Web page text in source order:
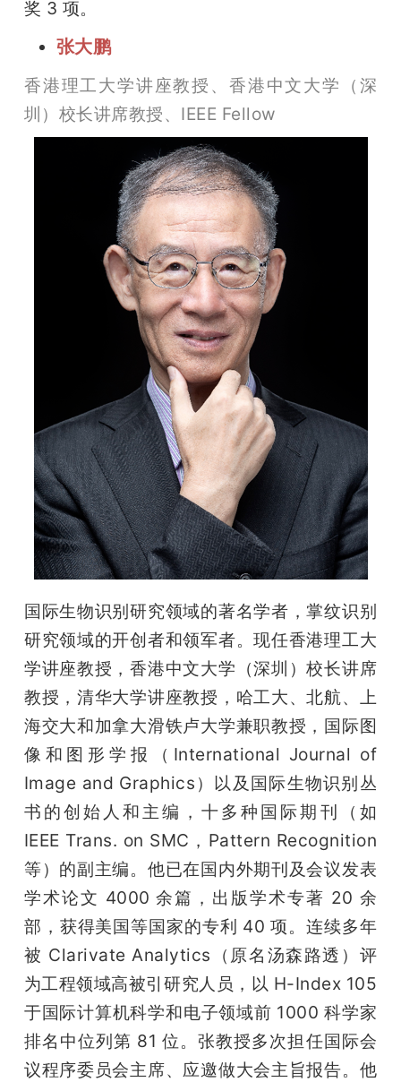
奖 3 项。
张大鹏
香港理工大学讲座教授、香港中文大学（深
圳）校长讲席教授、IEEE Fellow
国际生物识别研究领域的著名学者，掌纹识别
研究领域的开创者和领军者。现任香港理工大
学讲座教授，香港中文大学（深圳）校长讲席
教授，清华大学讲座教授，哈工大、北航、上
海交大和加拿大滑铁卢大学兼职教授，国际图
像和图形学报（International Journal of
Image and Graphics）以及国际生物识别丛
书的创始人和主编，十多种国际期刊（如
IEEE Trans. on SMC，Pattern Recognition
等）的副主编。他已在国内外期刊及会议发表
学术论文 4000 余篇，出版学术专著 20 余
部，获得美国等国家的专利 40 项。连续多年
被 Clarivate Analytics（原名汤森路透）评
为工程领域高被引研究人员，以 H-Index 105
于国际计算机科学和电子领域前 1000 科学家
排名中位列第 81 位。张教授多次担任国际会
议程序委员会主席、应邀做大会主旨报告。他